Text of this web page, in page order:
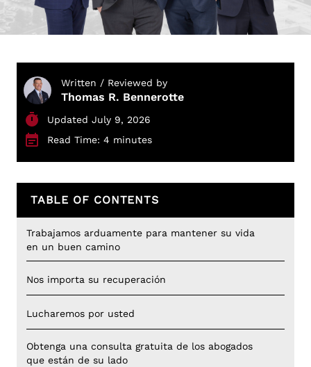
Written / Reviewed by
Thomas R. Bennerotte
Updated July 9, 2026
Read Time: 4 minutes
TABLE OF CONTENTS
Trabajamos arduamente para mantener su vida
en un buen camino
Nos importa su recuperación
Lucharemos por usted
Obtenga una consulta gratuita de los abogados
que están de su lado